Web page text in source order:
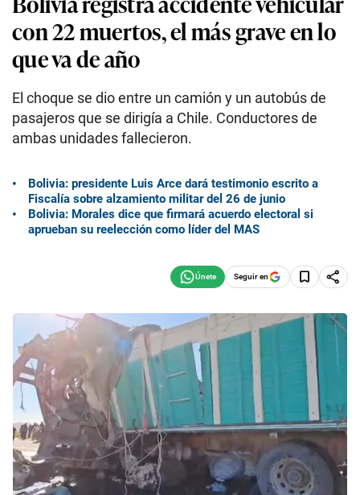
con 22 muertos, el más grave en lo
que va de año
El choque se dio entre un camión y un autobús de
pasajeros que se dirigía a Chile. Conductores de
ambas unidades fallecieron.
Bolivia: presidente Luis Arce dará testimonio escrito a
Fiscalía sobre alzamiento militar del 26 de junio
Bolivia: Morales dice que firmará acuerdo electoral si
aprueban su reelección como líder del MAS
Seguir en